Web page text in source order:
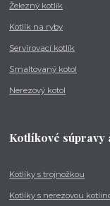
Železný kotlík
Kotlík na ryby
Servírovací kotlík
Smaltovaný kotol
Nerezový kotol
Kotlíkové súpravy
Kotlíky s trojnožkou
Kotlíky s nerezovou